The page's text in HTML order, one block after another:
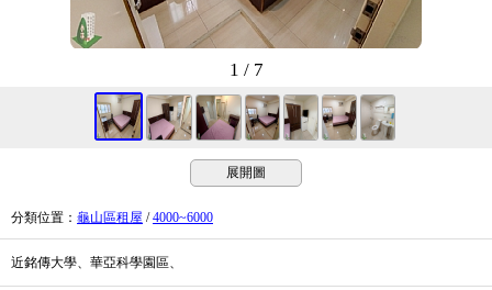
1 / 7
展開圖
分類位置 ： 龜山區租屋 /4000~6000
近銘傳大學、華亞科學園區、